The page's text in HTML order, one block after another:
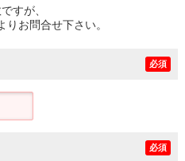
すが、
お問合せ下さい。
必須
必須